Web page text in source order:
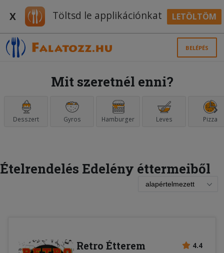
X Töltsd le applikációnkat LETÖLTÖM
BELÉPÉS
Mit szeretnél enni?
Desszert Gyros Hamburger Leves Pizza
Ételrendelés Edelény éttermeiből
4.4
Retro Étterem